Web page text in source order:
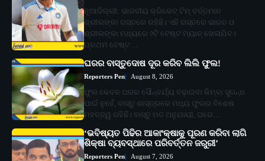
ନୂଆଦିଲ୍ଲୀ: ଭାରତୀୟ କ୍ରିକେଟ୍ ଟିମ୍ ବର୍ତ୍ତମାନ
ଶ୍ରୀଲଙ୍କା ଗସ୍ତରେ ରହିଛି। ଏହି ଗସ୍ତରେ ଭାରତ ଓ
ଶ୍ରୀଲଙ୍କା ମଧ୍ୟରେ ୨ଟି ଟେଷ୍ଟ ମ୍ୟାଚ୍ ଖେଳାଯିବ।
ପ୍ରଥମ ଟେଷ୍ଟ…
ଘରର ବାସ୍ତୁଦୋଷ ଦୂର କରିବ ଲିଲି ଫୁଲ!
Reporters Pen August 8, 2026
ଫୁଲ କେବଳ ଘରର ସୌନ୍ଦର୍ଯ୍ୟ ବଢ଼ାଇବା କିମ୍ବା ସୁଗନ୍ଧ
ପାଇଁ ନୁହେଁ, ବାସ୍ତୁ ଶାସ୍ତ୍ରରେ ମଧ୍ୟ ଫୁଲର ବିଶେଷ
ମହତ୍ତ୍ୱ ରହିଛି। ବାସ୍ତୁ ମତ ଅନୁଯାୟୀ, ଘରେ…
‘ଭବିଷ୍ୟତ ପିଢିର ଆକାଂକ୍ଷାକୁ ପୂରଣ କରିବା ଲାଗି
ଶିକ୍ଷା ବ୍ୟବସ୍ଥାରେ ପରିବର୍ତ୍ତନ ଜରୁରୀ’
Reporters Pen August 7, 2026